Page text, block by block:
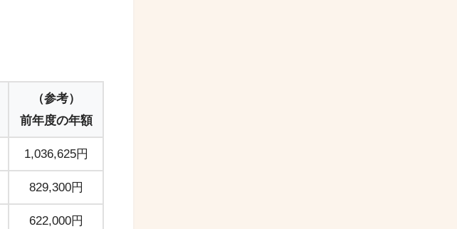
（参考）
前年度の年額
1,036,625円
829,300円
622,000円